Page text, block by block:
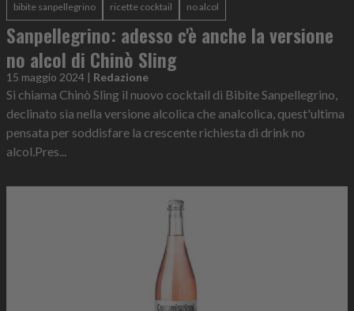
bibite sanpellegrino ricette cocktail no alcol
Sanpellegrino: adesso c'è anche la versione
no alcol di Chinò Sling
15 maggio 2024 | Redazione
Si chiama Chinò Sling il nuovo cocktail di Bibite Sanpellegrino,
declinato sia nella versione alcolica che analcolica, quest'ultima
pensata per soddisfare la crescente richiesta di drink no
alcol.Pres...